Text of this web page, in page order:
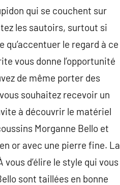
qui se couchent sur
les sautoirs, surtout si
le regard à ce
vous donne l’opportunité
de même porter des
souhaitez recevoir un
à découvrir le matériel
Morganne Bello et
or avec une pierre fine. La
d’élire le style qui vous
sont taillées en bonne